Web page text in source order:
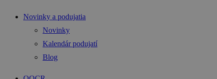
Novinky a podujatia
Novinky
Kalendár podujatí
Blog